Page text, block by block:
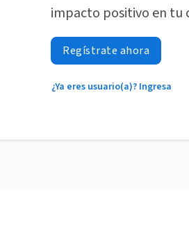
impacto positivo en tu
Regístrate ahora
¿Ya eres usuario(a)? Ingresa